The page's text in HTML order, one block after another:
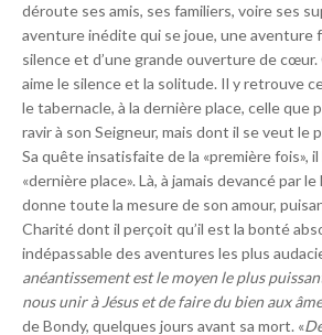
déroute ses amis, ses familiers, voire ses
aventure inédite qui se joue, une aventure
silence et d’une grande ouverture de cœur.
aime le silence et la solitude. Il y retrouve
le tabernacle, à la dernière place, celle que
ravir à son Seigneur, mais dont il se veut le
Sa quête insatisfaite de la «première fois»,
«dernière place». Là, à jamais devancé par
don­ne toute la mesure de son amour,
Charité dont il perçoit qu’il est la bonté
indépassable des aventures les plus
anéantissement est le moyen le plus
nous unir à Jésus et de faire du bien aux
de Bondy, quelques jours avant sa mort. «